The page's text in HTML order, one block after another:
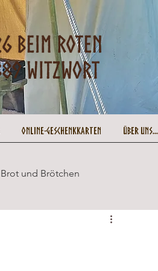
Brot und Brötchen
Online-Geschenkkarten Über uns...